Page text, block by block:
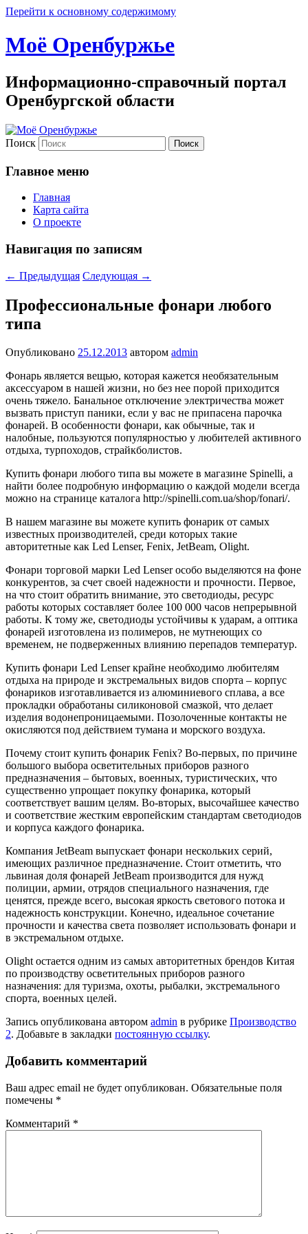
Перейти к основному содержимому
Моё Оренбуржье
Информационно-справочный портал
Оренбургской области
Поиск
Главное меню
Главная
Карта сайта
О проекте
Навигация по записям
← Предыдущая Следующая →
Профессиональные фонари любого
типа
Опубликовано 25.12.2013 автором admin
Фонарь является вещью, которая кажется необязательным
аксессуаром в нашей жизни, но без нее порой приходится
очень тяжело. Банальное отключение электричества может
вызвать приступ паники, если у вас не припасена парочка
фонарей. В особенности фонари, как обычные, так и
налобные, пользуются популярностью у любителей активного
отдыха, турпоходов, страйкболистов.
Купить фонари любого типа вы можете в магазине Spinelli, а
найти более подробную информацию о каждой модели всегда
можно на странице каталога http://spinelli.com.ua/shop/fonari/.
В нашем магазине вы можете купить фонарик от самых
известных производителей, среди которых такие
авторитетные как Led Lenser, Fenix, JetBeam, Olight.
Фонари торговой марки Led Lenser особо выделяются на фоне
конкурентов, за счет своей надежности и прочности. Первое,
на что стоит обратить внимание, это светодиоды, ресурс
работы которых составляет более 100 000 часов непрерывной
работы. К тому же, светодиоды устойчивы к ударам, а оптика
фонарей изготовлена из полимеров, не мутнеющих со
временем, не подверженных влиянию перепадов температур.
Купить фонари Led Lenser крайне необходимо любителям
отдыха на природе и экстремальных видов спорта – корпус
фонариков изготавливается из алюминиевого сплава, а все
прокладки обработаны силиконовой смазкой, что делает
изделия водонепроницаемыми. Позолоченные контакты не
окисляются под действием тумана и морского воздуха.
Почему стоит купить фонарик Fenix? Во-первых, по причине
большого выбора осветительных приборов разного
предназначения – бытовых, военных, туристических, что
существенно упрощает покупку фонарика, который
соответствует вашим целям. Во-вторых, высочайшее качество
и соответствие жестким европейским стандартам светодиодов
и корпуса каждого фонарика.
Компания JetBeam выпускает фонари нескольких серий,
имеющих различное предназначение. Стоит отметить, что
львиная доля фонарей JetBeam производится для нужд
полиции, армии, отрядов специального назначения, где
ценятся, прежде всего, высокая яркость светового потока и
надежность конструкции. Конечно, идеальное сочетание
прочности и качества света позволяет использовать фонари и
в экстремальном отдыхе.
Olight остается одним из самых авторитетных брендов Китая
по производству осветительных приборов разного
назначения: для туризма, охоты, рыбалки, экстремального
спорта, военных целей.
Запись опубликована автором admin в рубрике Производство
2. Добавьте в закладки постоянную ссылку.
Добавить комментарий
Ваш адрес email не будет опубликован. Обязательные поля
помечены *
Комментарий *